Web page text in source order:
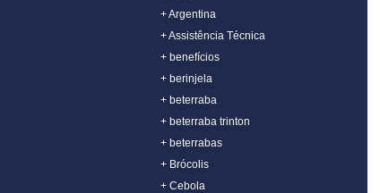
+ Argentina
+ Assistência Técnica
+ benefícios
+ berinjela
+ beterraba
+ beterraba trinton
+ beterrabas
+ Brócolis
+ Cebola